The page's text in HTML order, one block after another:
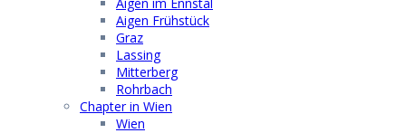
Aigen Frühstück
Graz
Lassing
Mitterberg
Rohrbach
Chapter in Wien
Wien